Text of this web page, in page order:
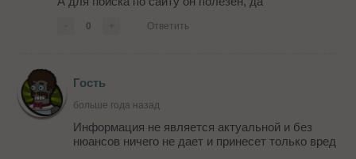
0 Ответить
Гость
больше года назад
Информация не является актуальной и без
нюансов ничего не дает и принесет только вред